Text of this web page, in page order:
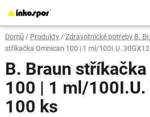
na
obsah
Domů / Produkty/ Zdravotnické potřeby B.
stříkačka Omnican 100 | 1 ml/100I.U.
B. Braun
100 | 1 ml/100I.U.
100 ks